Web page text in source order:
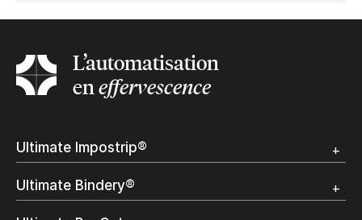
L’automatisation
eneffervescence
Ultimate Impostrip®
Démo
Ultimate Bindery®